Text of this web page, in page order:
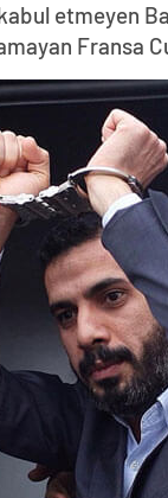
kabul etmeyen
Fransa